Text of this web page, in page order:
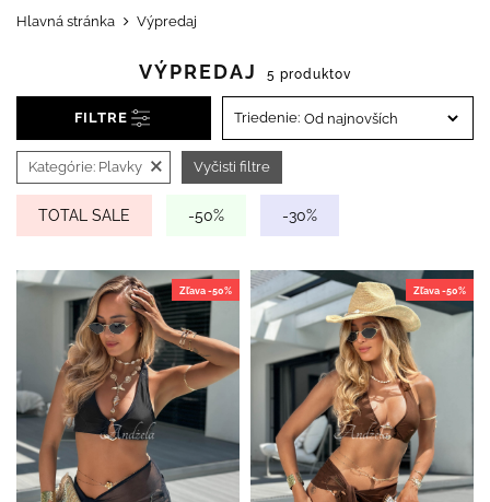
Hlavná stránka Výpredaj
VÝPREDAJ 5 produktov
FILTRE Triedenie:
Kategórie: Plavky × Vyčisti filtre
TOTAL SALE -50% -30%
Zľava -50% Zľava -50%